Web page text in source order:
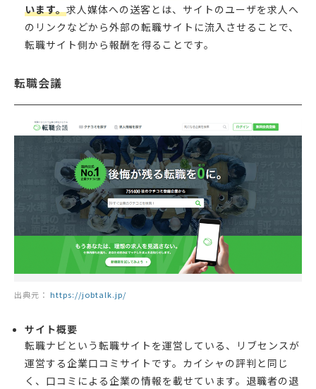
います。求人媒体への送客とは、サイトのユーザを求人へ
のリンクなどから外部の転職サイトに流入させることで、
転職サイト側から報酬を得ることです。
転職会議
出典元： https://jobtalk.jp/
サイト概要
転職ナビという転職サイトを運営している、リブセンスが
運営する企業口コミサイトです。カイシャの評判と同じ
く、口コミによる企業の情報を載せています。退職者の退